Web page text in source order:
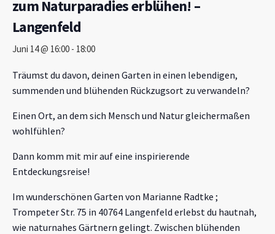
zum Naturparadies erblühen! –
Langenfeld
Juni 14 @ 16:00 - 18:00
Träumst du davon, deinen Garten in einen lebendigen,
summenden und blühenden Rückzugsort zu verwandeln?
Einen Ort, an dem sich Mensch und Natur gleichermaßen
wohlfühlen?
Dann komm mit mir auf eine inspirierende
Entdeckungsreise!
Im wunderschönen Garten von Marianne Radtke ;
Trompeter Str. 75 in 40764 Langenfeld erlebst du hautnah,
wie naturnahes Gärtnern gelingt. Zwischen blühenden